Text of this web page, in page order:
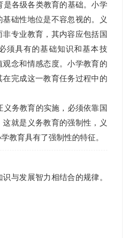
是各级各类教育的基础。小学
础性地位是不容忽视的。义
专业教育，其内容应包括国
须具有的基础知识和基本技
观念和情感态度。小学教育的
在完成这一教育任务过程中的
义务教育的实施，必须依靠国
就是义务教育的强制性，义
教育具有了强制性的特征。
与发展智力相结合的规律。